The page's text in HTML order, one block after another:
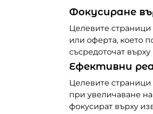
Фокусиране
Целевите страници
или оферта, което
съсредоточат
Ефективни
Целевите
при увеличаване
фокусират върху